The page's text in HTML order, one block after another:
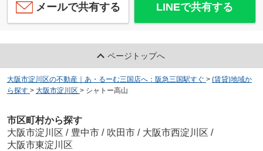
メールで共有する LINEで共有する
ページトップへ
大阪市淀川区の不動産｜あ・るーむ三国店へ：阪急三国駅すぐ > (賃貸)地域か
ら探す > 大阪市淀川区 > シャトー高山
市区町村から探す
大阪市淀川区 / 豊中市 / 吹田市 / 大阪市西淀川区 /
大阪市東淀川区